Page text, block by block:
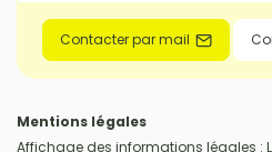
Contacter par mail
Mentions légales
Affichage des informations légales :